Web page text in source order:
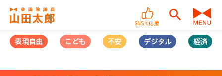
SNSで応援
表現自由 こども 不安 デジタル 経済